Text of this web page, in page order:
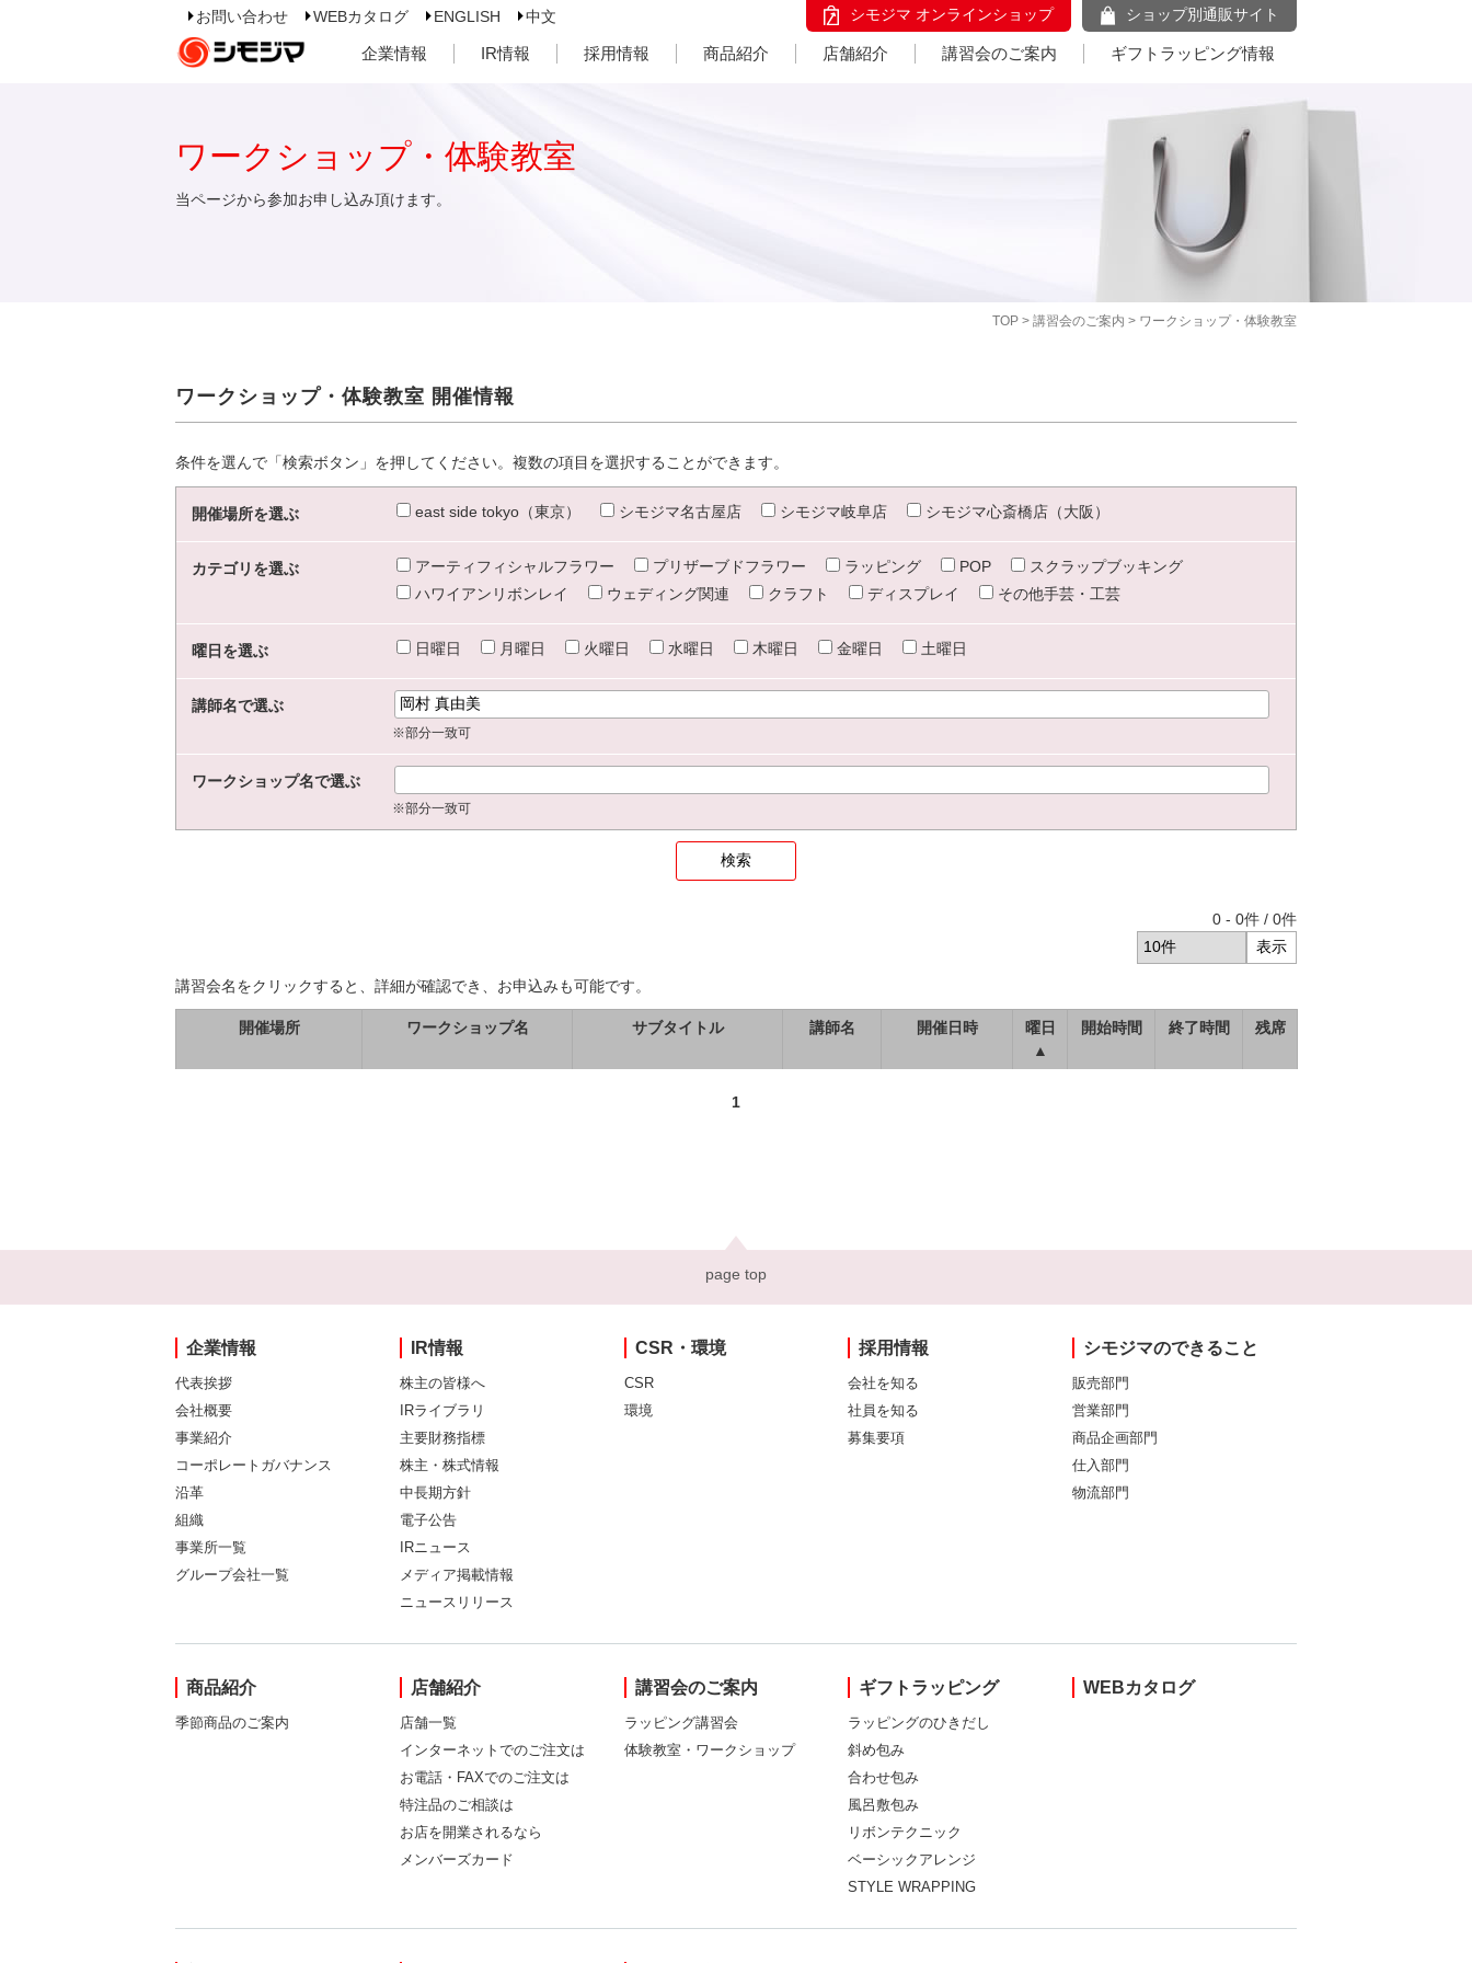
お問い合わせ WEBカタログ ENGLISH 中文 シモジマ オンラインショップ ショップ別通販サイト
企業情報 IR情報 採用情報 商品紹介 店舗紹介 講習会のご案内 ギフトラッピング情報
TOP > 講習会のご案内 > ワークショップ・体験教室
ワークショップ・体験教室
当ページから参加お申し込み頂けます。
ワークショップ・体験教室 開催情報
条件を選んで「検索ボタン」を押してください。複数の項目を選択することができます。
開催場所を選ぶ east side tokyo（東京） シモジマ名古屋店 シモジマ岐阜店 シモジマ心斎橋店（大阪）
カテゴリを選ぶ アーティフィシャルフラワー プリザーブドフラワー ラッピング POP
スクラップブッキング
ハワイアンリボンレイ
ウェディング関連 クラフト ディスプレイ その他手芸・工芸
曜日を選ぶ 日曜日 月曜日 火曜日 水曜日 木曜日 金曜日 土曜日
講師名で選ぶ
※部分一致可
ワークショップ名で選ぶ
※部分一致可
0 - 0件 / 0件
講習会名をクリックすると、詳細が確認でき、お申込みも可能です。
開催場所 ワークショップ名 サブタイトル 講師名 開催日時
曜日
▲
開始時間 終了時間 残席
1
page top
企業情報
代表挨拶
会社概要
事業紹介
コーポレートガバナンス
沿革
組織
事業所一覧
グループ会社一覧
IR情報
株主の皆様へ
IRライブラリ
主要財務指標
株主・株式情報
中長期方針
電子公告
IRニュース
メディア掲載情報
ニュースリリース
CSR・環境
CSR
環境
採用情報
会社を知る
社員を知る
募集要項
シモジマのできること
販売部門
営業部門
商品企画部門
仕入部門
物流部門
商品紹介
季節商品のご案内
店舗紹介
店舗一覧
インターネットでのご注文は
お電話・FAXでのご注文は
特注品のご相談は
お店を開業されるなら
メンバーズカード
講習会のご案内
ラッピング講習会
体験教室・ワークショップ
ギフトラッピング
ラッピングのひきだし
斜め包み
合わせ包み
風呂敷包み
リボンテクニック
ベーシックアレンジ
STYLE WRAPPING
WEBカタログ